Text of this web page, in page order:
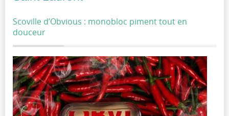
Scoville d’Obvious : monobloc piment tout en
douceur